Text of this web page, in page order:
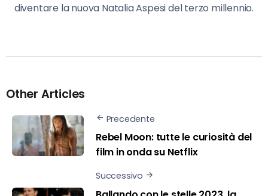
diventare la nuova Natalia Aspesi del terzo millennio.
Other Articles
Precedente
Rebel Moon: tutte le curiosità del
film in onda su Netflix
Successivo